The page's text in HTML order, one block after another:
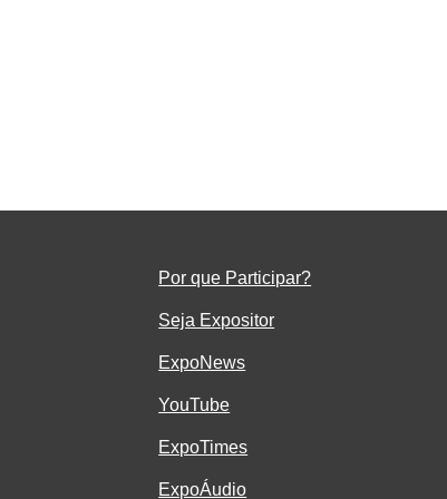
Por que Participar?
Seja Expositor
ExpoNews
YouTube
ExpoTimes
ExpoÁudio